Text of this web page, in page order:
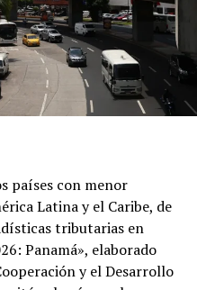
países con menor
Latina y el Caribe, de
tributarias en
Panamá», elaborado
y el Desarrollo